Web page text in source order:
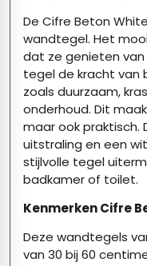
De Cifre Beton
wandtegel. Het
dat ze genieten
tegel de kracht van
zoals duurzaam,
onderhoud. Dit
maar ook
uitstraling en een
stijlvolle tegel
badkamer of toilet.
Kenmerken Cifre
Deze wandtegels
van 30 bij 60